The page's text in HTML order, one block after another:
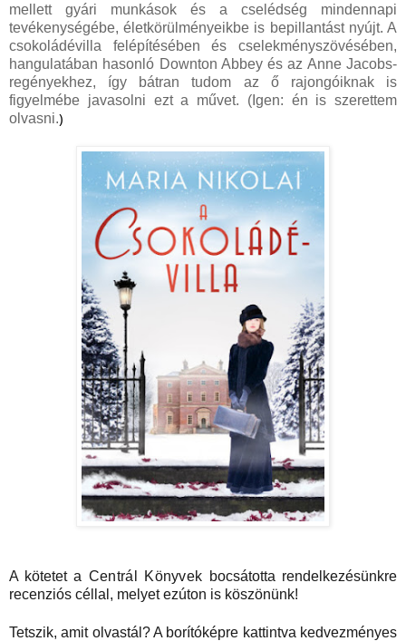
mellett gyári munkások és a cselédség mindennapi
tevékenységébe, életkörülményeikbe is bepillantást nyújt. A
csokoládévilla felépítésében és cselekményszövésében,
hangulatában hasonló Downton Abbey és az Anne Jacobs-
regényekhez, így bátran tudom az ő rajongóiknak is
figyelmébe javasolni ezt a művet. (Igen: én is szerettem
olvasni.)
A kötetet a Centrál Könyvek bocsátotta rendelkezésünkre
recenziós céllal, melyet ezúton is köszönünk!
Tetszik, amit olvastál? A borítóképre kattintva kedvezményes